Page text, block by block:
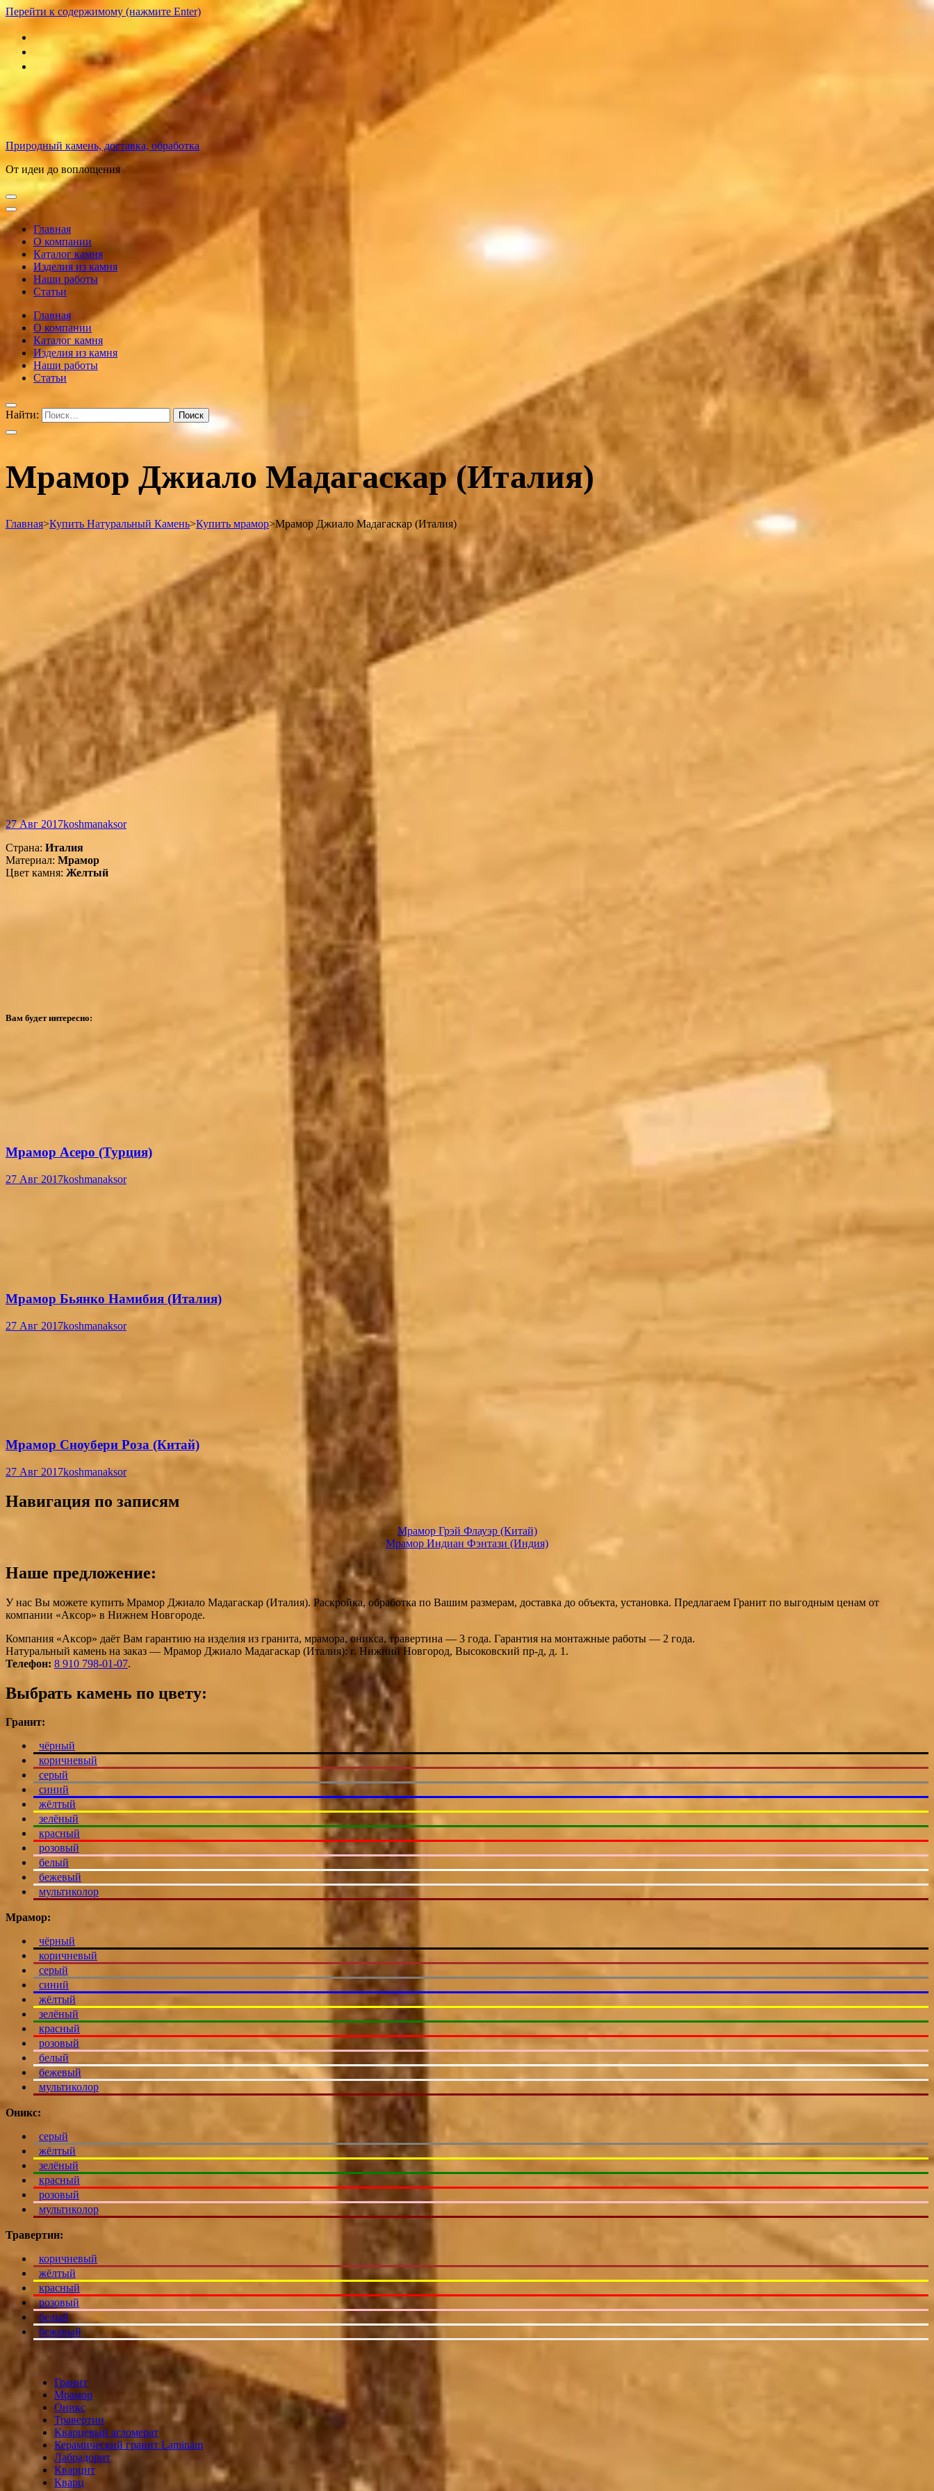
Перейти к содержимому (нажмите Enter)
Природный камень, доставка, обработка
От идеи до воплощения
Главная
О компании
Каталог камня
Изделия из камня
Наши работы
Статьи
Главная
О компании
Каталог камня
Изделия из камня
Наши работы
Статьи
Найти:
Мрамор Джиало Мадагаскар (Италия)
Главная>Купить Натуральный Камень>Купить мрамор>Мрамор Джиало Мадагаскар (Италия)
27 Авг 2017koshmanaksor
Страна: Италия
Материал: Мрамор
Цвет камня: Желтый
Вам будет интересно:
Мрамор Асеро (Турция)
27 Авг 2017koshmanaksor
Мрамор Бьянко Намибия (Италия)
27 Авг 2017koshmanaksor
Мрамор Сноубери Роза (Китай)
27 Авг 2017koshmanaksor
Навигация по записям
Мрамор Грэй Флауэр (Китай)
Мрамор Индиан Фэнтази (Индия)
Наше предложение:
У нас Вы можете купить Мрамор Джиало Мадагаскар (Италия). Раскройка, обработка по Вашим размерам, доставка до объекта, установка. Предлагаем Гранит по выгодным ценам от
компании «Аксор» в Нижнем Новгороде.
Компания «Аксор» даёт Вам гарантию на изделия из гранита, мрамора, оникса, травертина — 3 года. Гарантия на монтажные работы — 2 года.
Натуральный камень на заказ — Мрамор Джиало Мадагаскар (Италия): г. Нижний Новгород, Высоковский пр-д, д. 1.
Телефон: 8 910 798-01-07.
Выбрать камень по цвету:
Гранит:
чёрный
коричневый
серый
синий
жёлтый
зелёный
красный
розовый
белый
бежевый
мультиколор
Мрамор:
чёрный
коричневый
серый
синий
жёлтый
зелёный
красный
розовый
белый
бежевый
мультиколор
Оникс:
серый
жёлтый
зелёный
красный
розовый
мультиколор
Травертин:
коричневый
жёлтый
красный
розовый
белый
бежевый
Гранит
Мрамор
Оникс
Травертин
Кварцевый агломерат
Керамический гранит Laminam
Лабрадорит
Кварцит
Кварц